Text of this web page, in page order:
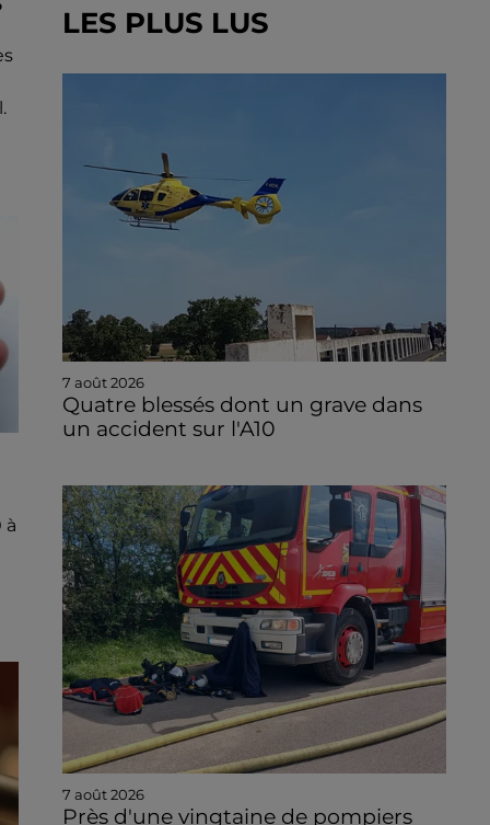
à
LES PLUS LUS
7 août 2026
Quatre blessés dont un grave dans
un accident sur l'A10
7 août 2026
Près d'une vingtaine de pompiers